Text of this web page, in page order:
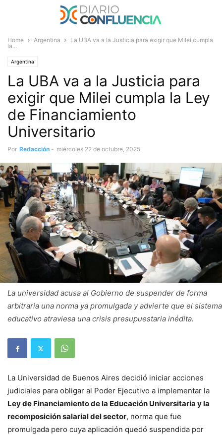
Home Argentina
La UBA va a la Justicia para exigir que Milei cumpla
la...
Argentina
La UBA va a la Justicia para
exigir que Milei cumpla la Ley
de Financiamiento
Universitario
Por Redacción - miércoles 22 de octubre, 2025
La universidad acusa al Gobierno de suspender de forma
arbitraria una norma ya promulgada y advierte que el sistema
educativo atraviesa una crisis presupuestaria inédita.
La Universidad de Buenos Aires decidió iniciar acciones
judiciales para obligar al Poder Ejecutivo a implementar la
Ley de Financiamiento de la Educación Universitaria y la
recomposición salarial del sector, norma que fue
promulgada pero cuya aplicación quedó suspendida por